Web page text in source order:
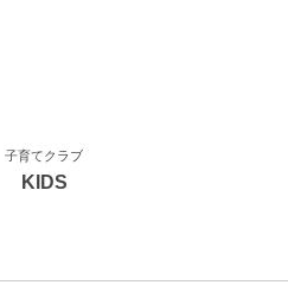
子育てクラブ
KIDS